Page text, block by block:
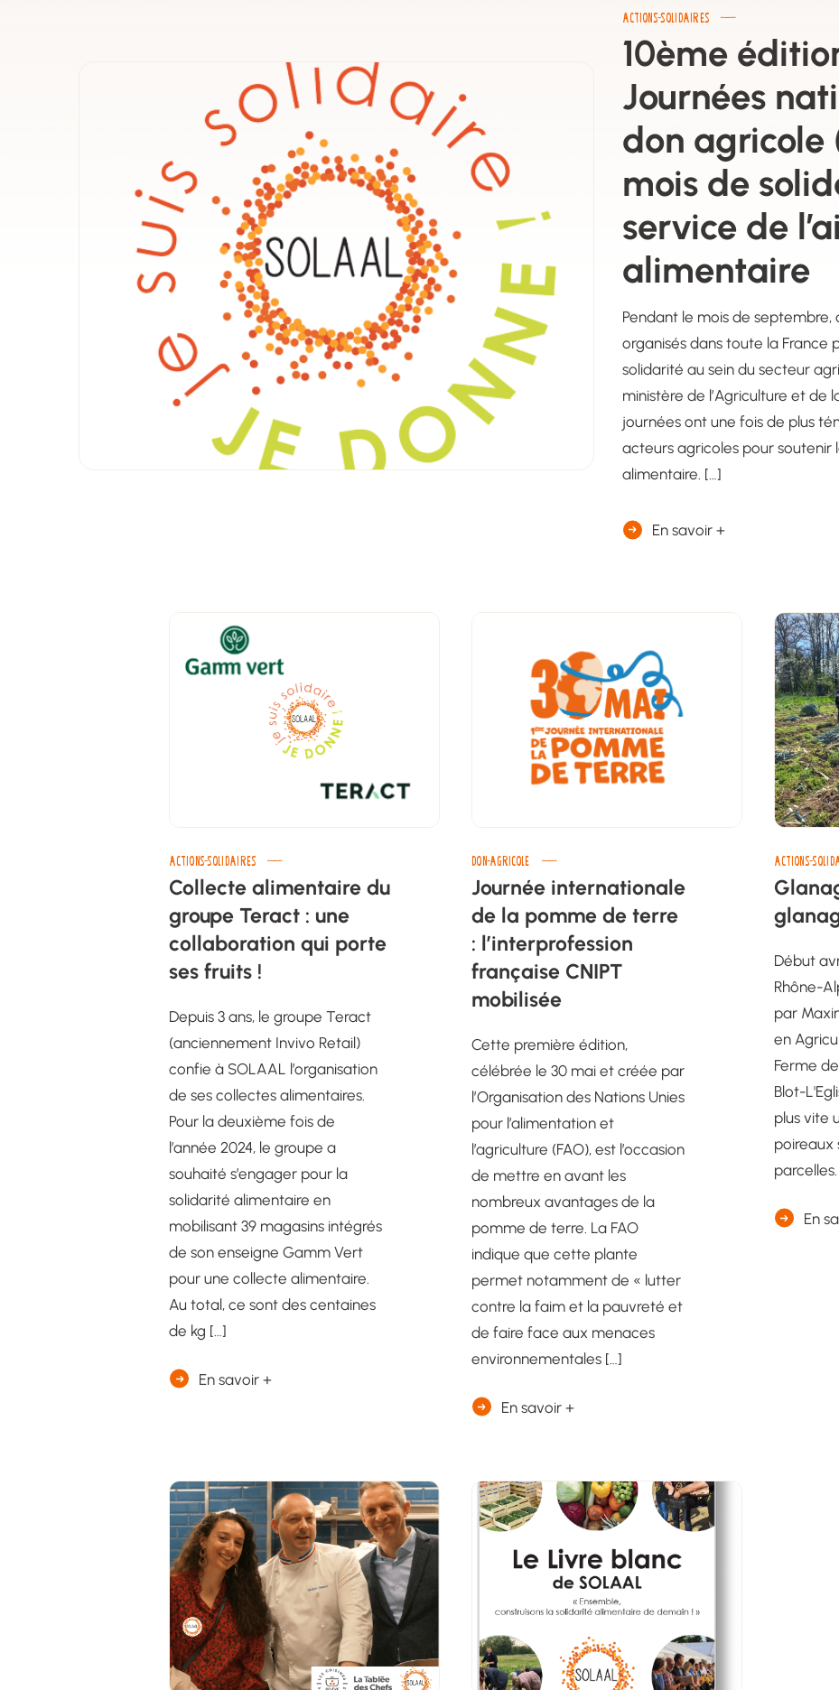
ACTIONS-SOLIDAIRES
10ème
Journées
don agricole
mois de
service de
alimentaire
Pendant le mois de
organisés dans toute la France
solidarité au sein du secteur
ministère de l’Agriculture et de
journées ont une fois de plus
acteurs agricoles pour soutenir
alimentaire. […]
En savoir +
ACTIONS-SOLIDAIRES
Collecte alimentaire du
groupe Teract : une
collaboration qui porte
ses fruits !
Depuis 3 ans, le groupe Teract
(anciennement Invivo Retail)
confie à SOLAAL l’organisation
de ses collectes alimentaires.
Pour la deuxième fois de
l’année 2024, le groupe a
souhaité s’engager pour la
solidarité alimentaire en
mobilisant 39 magasins intégrés
de son enseigne Gamm Vert
pour une collecte alimentaire.
Au total, ce sont des centaines
de kg […]
En savoir +
DON-AGRICOLE
Journée internationale
de la pomme de terre
: l’interprofession
française CNIPT
mobilisée
Cette première édition,
célébrée le 30 mai et créée par
l’Organisation des Nations Unies
pour l’alimentation et
l’agriculture (FAO), est l’occasion
de mettre en avant les
nombreux avantages de la
pomme de terre. La FAO
indique que cette plante
permet notamment de « lutter
contre la faim et la pauvreté et
de faire face aux menaces
environnementales […]
En savoir +
ACTIONS-
Début
Rhône-
par
en
Ferme
Blot-
plus vite
poireaux
parcelles.
En